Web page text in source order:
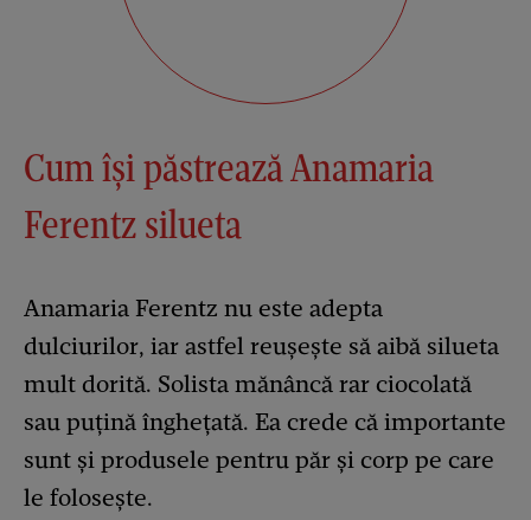
Cum își păstrează Anamaria
Ferentz silueta
Anamaria Ferentz nu este adepta
dulciurilor, iar astfel reușește să aibă silueta
mult dorită. Solista mănâncă rar ciocolată
sau puțină înghețată. Ea crede că importante
sunt și produsele pentru păr și corp pe care
le folosește.